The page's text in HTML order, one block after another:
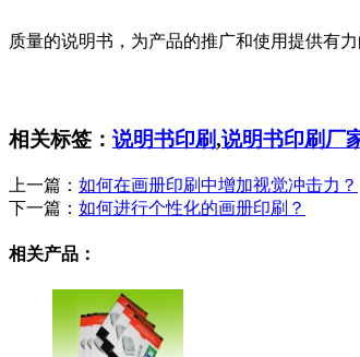
质量的说明书，为产品的推广和使用提供有力
相关标签： 说明书印刷,说明书印刷厂
上一篇： 如何在画册印刷中增加视觉冲击力？
下一篇： 如何进行个性化的画册印刷？
相关产品：